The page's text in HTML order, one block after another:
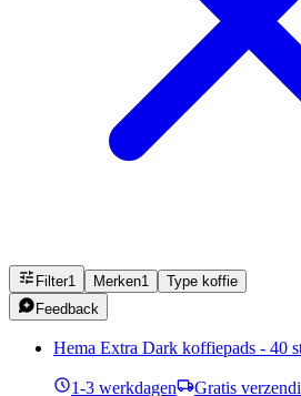
Filter1 Merken1
Type koffie
Feedback
Hema Extra Dark koffiepads - 40
1-3 werkdagen Gratis